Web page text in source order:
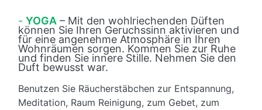
- YOGA – Mit den wohlriechenden Düften
können Sie Ihren Geruchssinn aktivieren und
für eine angenehme Atmosphäre in Ihren
Wohnräumen sorgen. Kommen Sie zur Ruhe
und finden Sie innere Stille. Nehmen Sie den
Duft bewusst war.
Benutzen Sie Räucherstäbchen zur Entspannung,
Meditation, Raum Reinigung, zum Gebet, zum